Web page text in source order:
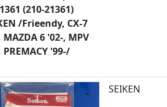
[1]
[24]
[4]
[61]
(210-21361)
/Frieendy, CX-7
MAZDA 6 '02-, MPV
PREMACY '99-/
SEIKEN